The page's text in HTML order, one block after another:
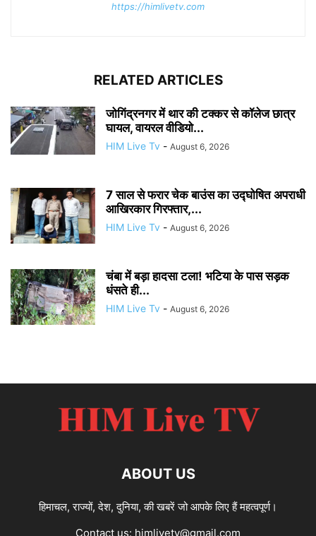
https://himlivetv.com
RELATED ARTICLES
जोगिंद्रनगर में थार की टक्कर से कॉलेज छात्र
घायल, वायरल वीडियो...
HIM Live Tv - August 6, 2026
7 साल से फरार चेक बाउंस का उद्घोषित अपराधी
आखिरकार गिरफ्तार,...
HIM Live Tv - August 6, 2026
चंबा में बड़ा हादसा टला! भटिया के पास सड़क
धंसते ही...
HIM Live Tv - August 6, 2026
ABOUT US
हिमाचल, राज्यों, देश, दुनिया, की खबरें जो आपके लिए हैं महत्वपूर्ण।
Contact us: himlivetv@gmail.com